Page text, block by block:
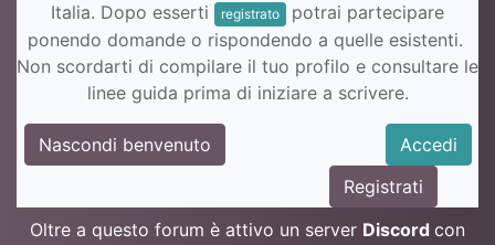
Italia. Dopo esserti
registrato
potrai partecipare
ponendo domande o rispondendo a quelle esistenti.
Non scordarti di compilare il tuo profilo e consultare le
linee guida prima di iniziare a scrivere.
Nascondi benvenuto
Accedi
Registrati
Oltre a questo forum è attivo un server Discord con